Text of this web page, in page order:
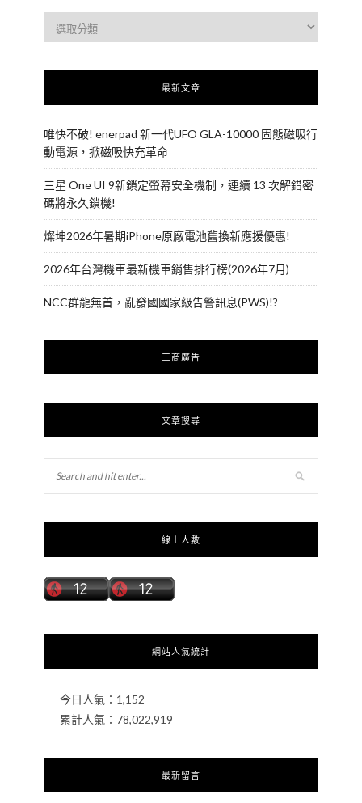
最新文章
唯快不破! enerpad 新一代UFO GLA-10000 固態磁吸行
動電源，掀磁吸快充革命
三星 One UI 9新鎖定螢幕安全機制，連續 13 次解錯密
碼將永久鎖機!
燦坤2026年暑期iPhone原廠電池舊換新應援優惠!
2026年台灣機車最新機車銷售排行榜(2026年7月)
NCC群龍無首，亂發國國家級告警訊息(PWS)!?
工商廣告
文章搜尋
線上人數
網站人氣統計
今日人氣： 1,152
累計人氣： 78,022,919
最新留言